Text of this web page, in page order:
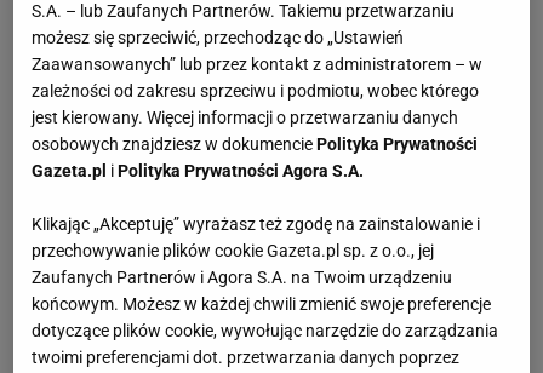
Koncepcja szafy kapsułkowej powstaje na styku
minimalizmu, wygody i świadomego podejścia do
mody. Cała kapsułowa garderoba opiera się na tym,
by każda rzecz z łatwością łączyła się z
pozostałymi. Warto stworzyć szafę kapsułkową, jeśli
chcesz zyskać oszczędność czasu, pieniędzy i
uniknąć chaotycznych zakupów. To też dobry
sposób na organizacjęszaf sypialnianych Merkury
Market. Zanim jednak przejdziesz do
kompletowania szafy kapsułkowej, zatrzymaj się na
S.A. – lub Zaufanych Partnerów. Takiemu przetwarzaniu
możesz się sprzeciwić, przechodząc do „Ustawień
Zaawansowanych” lub przez kontakt z administratorem – w
zależności od zakresu sprzeciwu i podmiotu, wobec którego
jest kierowany. Więcej informacji o przetwarzaniu danych
osobowych znajdziesz w dokumenciePolityka Prywatności
Gazeta.pl iPolityka Prywatności Agora S.A.
Klikając „Akceptuję” wyrażasz też zgodę na zainstalowanie i
przechowywanie plików cookie Gazeta.pl sp. z o.o., jej
Zaufanych Partnerów i Agora S.A. na Twoim urządzeniu
końcowym. Możesz w każdej chwili zmienić swoje preferencje
dotyczące plików cookie, wywołując narzędzie do zarządzania
twoimi preferencjami dot. przetwarzania danych poprzez